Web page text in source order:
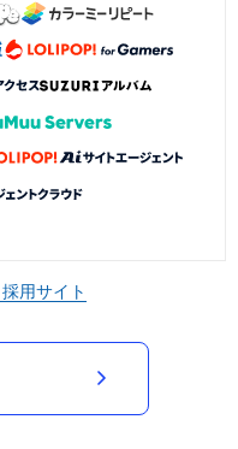
採用サイト